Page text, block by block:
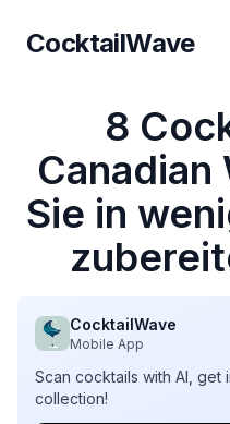
CocktailWave
CocktailWave
8
Canadian
Sie in
CocktailWave
Mobile App
Scan cocktails with AI,
collection!